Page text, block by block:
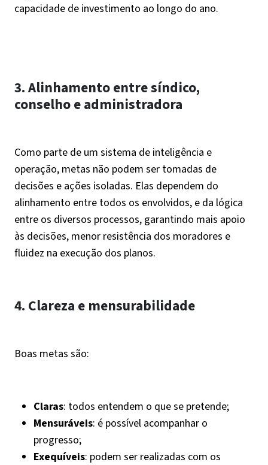
capacidade de investimento ao longo do ano.
3. Alinhamento entre síndico,
conselho e administradora
Como parte de um sistema de inteligência e
operação, metas não podem ser tomadas de
decisões e ações isoladas. Elas dependem do
alinhamento entre todos os envolvidos, e da lógica
entre os diversos processos, garantindo mais apoio
às decisões, menor resistência dos moradores e
fluidez na execução dos planos.
4. Clareza e mensurabilidade
Boas metas são:
Claras: todos entendem o que se pretende;
Mensuráveis: é possível acompanhar o
progresso;
Exequíveis: podem ser realizadas com os